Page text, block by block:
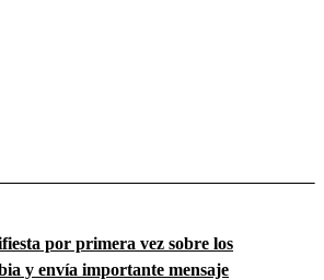
por primera vez sobre los
y envía importante mensaje